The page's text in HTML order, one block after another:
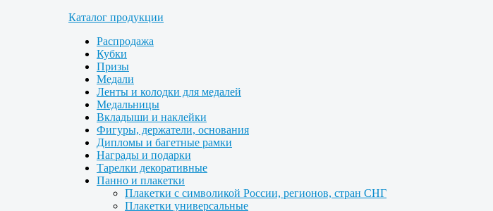
Каталог продукции
Распродажа
Кубки
Призы
Медали
Ленты и колодки для медалей
Медальницы
Вкладыши и наклейки
Фигуры, держатели, основания
Дипломы и багетные рамки
Награды и подарки
Тарелки декоративные
Панно и плакетки
Плакетки с символикой России, регионов, стран СНГ
Плакетки универсальные